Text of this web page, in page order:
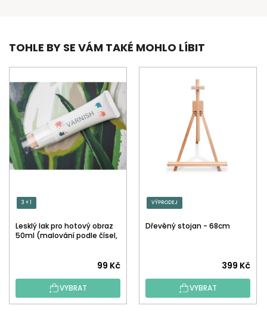
TOHLE BY SE VÁM TAKÉ MOHLO LÍBIT
3 + 1
Lesklý lak pro hotový obraz
50ml (malování podle čísel,
hodnocení
produktu
je
99 Kč
VYBRAT
VÝPRODEJ
Dřevěný stojan - 68cm
399 Kč
VYBRAT